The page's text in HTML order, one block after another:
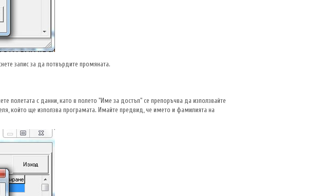
запис за да потвърдите промяната.
полетата с данни, като в полето "Име за достъп" се препоръчва да използвайте
който ще използва програмата. Имайте предвид, че името и фамилията на